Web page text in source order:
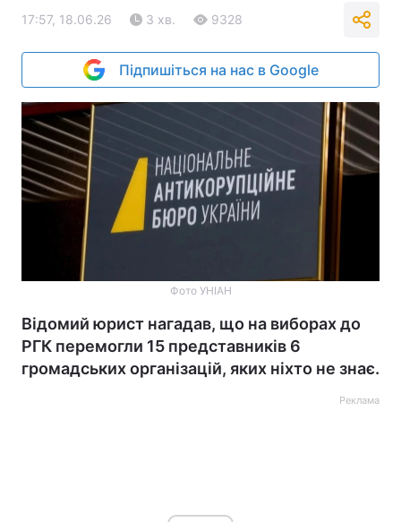
17:57, 18.06.26 3 хв. 9328
Підпишіться на нас в Google
Фото УНІАН
Відомий юрист нагадав, що на виборах до
РГК перемогли 15 представників 6
громадських організацій, яких ніхто не знає.
Реклама